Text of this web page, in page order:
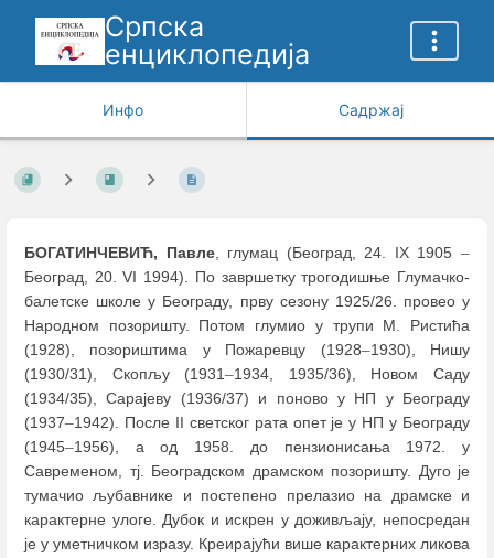
Српска
енциклопедија
Инфо Садржај
БОГАТИНЧЕВИЋ, Павле, глумац (Београд, 24. IX 1905–
Београд, 20. VI 1994). По завршетку трогодишње Глумачко-
балетске школе у Београду, прву сезону 1925/26. провео у
Народном позоришту. Потом глумио у трупи М. Ристића
(1928), позориштима у Пожаревцу (1928–1930), Нишу
(1930/31), Скопљу (1931–1934, 1935/36), Новом Саду
(1934/35), Сарајеву (1936/37) и поново у НП у Београду
(1937–1942). После II светског рата опет је у НП у Београду
(1945–1956), а од 1958. до пензионисања 1972. у
Савременом, тј. Београдском драмском позоришту. Дуго је
тумачио љубавнике и постепено прелазио на драмске и
карактерне улоге. Дубок и искрен у доживљају, непосредан
је у уметничком изразу. Креирајући више карактерних ликова